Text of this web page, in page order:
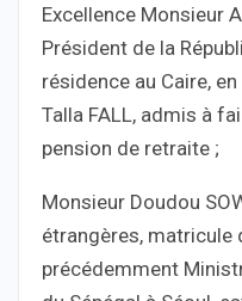
Excellence Monsieur
Président de la
résidence au Caire,
Talla FALL, admis à
pension de retraite ;
Monsieur Doudou
étrangères, matricule
précédemment